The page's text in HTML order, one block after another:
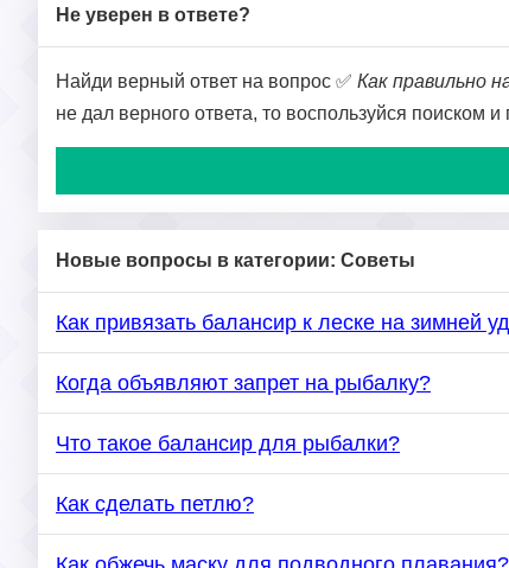
Не уверен в ответе?
Найди верный ответ на вопрос ✅ Как правильно
не дал верного ответа, то воспользуйся поиском
Новые вопросы в категории: Советы
Как привязать балансир к леске на зимней
Когда объявляют запрет на рыбалку?
Что такое балансир для рыбалки?
Как сделать петлю?